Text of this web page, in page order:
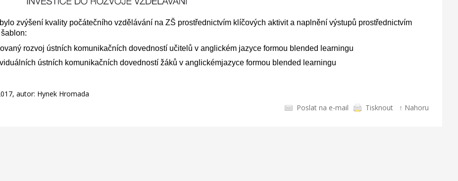
zvýšení kvality počátečního vzdělávání na ZŠ prostřednictvím klíčových aktivit a naplnění výstupů prostřednictvím
rozvoj ústních komunikačních dovedností učitelů v anglickém jazyce formou blended learningu
ústních komunikačních dovedností žáků v anglickémjazyce formou blended learningu
autor: Hynek Hromada
Poslat na e-mail
Tisknout ↑ Nahoru